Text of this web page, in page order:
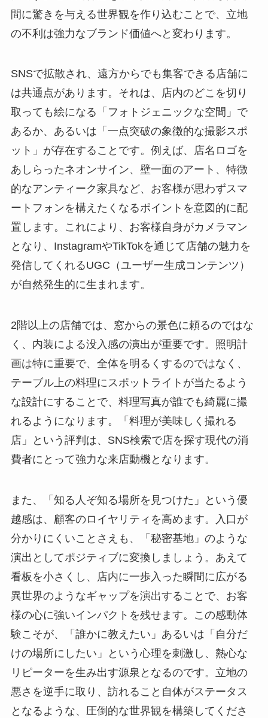
間に驚きを与える世界観を作り込むことで、立地
の不利は強力なブランド価値へと変わります。
SNSで拡散され、遠方からでも集客できる店舗に
は共通点があります。それは、店内のどこを切り
取っても絵になる「フォトジェニックな空間」で
あるか、あるいは「一点突破の象徴的な撮影スポ
ット」が存在することです。例えば、店名ロゴを
あしらったネオンサイン、壁一面のアート、特徴
的なアンティーク家具など、お客様が思わずスマ
ートフォンを構えたくなるポイントを意図的に配
置します。これにより、お客様自身がカメラマン
となり、InstagramやTikTokを通じて店舗の魅力を
発信してくれるUGC（ユーザー生成コンテンツ）
が自然発生的に生まれます。
2階以上の店舗では、窓からの景色に頼るのではな
く、内装による没入感の演出が重要です。照明計
画は特に重要で、全体を明るくするのではなく、
テーブル上の料理にスポットライトが当たるよう
な設計にすることで、料理写真が誰でも綺麗に撮
れるようになります。「料理が美味しく撮れる
店」という評判は、SNS検索で店を探す現代の消
費者にとって強力な来店動機となります。
また、「知る人ぞ知る場所を見つけた」という優
越感は、顧客のロイヤリティを高めます。入口が
分かりにくいことさえも、「秘密基地」のような
演出としてポジティブに変換しましょう。あえて
看板を小さくし、店内に一歩入った瞬間に広がる
異世界のようなギャップを演出することで、お客
様の心に強いインパクトを残せます。この感動体
験こそが、「誰かに教えたい」あるいは「自分だ
けの場所にしたい」という心理を刺激し、熱心な
リピーターを生み出す源泉となるのです。立地の
悪さを逆手に取り、訪れること自体がステータス
となるような、圧倒的な世界観を構築してくださ